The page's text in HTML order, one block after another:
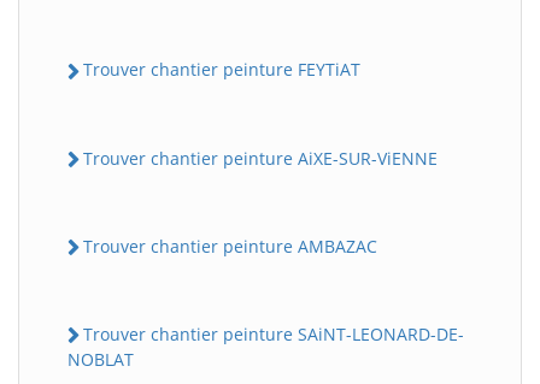
Trouver chantier peinture FEYTiAT
Trouver chantier peinture AiXE-SUR-ViENNE
Trouver chantier peinture AMBAZAC
Trouver chantier peinture SAiNT-LEONARD-DE-
NOBLAT